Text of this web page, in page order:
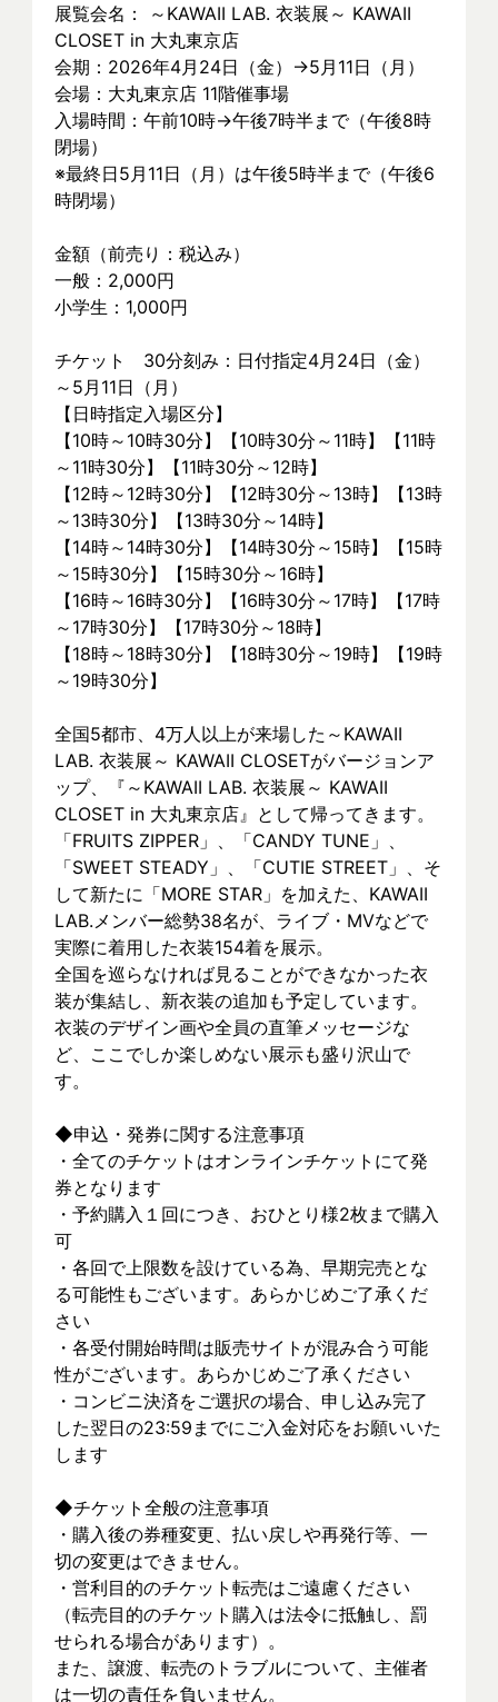
展覧会名： ～KAWAII LAB. 衣装展～ KAWAII
CLOSET in 大丸東京店
会期：2026年4月24日（金）→5月11日（月）
会場：大丸東京店 11階催事場
入場時間：午前10時→午後7時半まで（午後8時
閉場）
※最終日5月11日（月）は午後5時半まで（午後6
時閉場）
金額（前売り：税込み）
一般：2,000円
小学生：1,000円
チケット　30分刻み：日付指定4月24日（金）
～5月11日（月）
【日時指定入場区分】
【10時～10時30分】【10時30分～11時】【11時
～11時30分】【11時30分～12時】
【12時～12時30分】【12時30分～13時】【13時
～13時30分】【13時30分～14時】
【14時～14時30分】【14時30分～15時】【15時
～15時30分】【15時30分～16時】
【16時～16時30分】【16時30分～17時】【17時
～17時30分】【17時30分～18時】
【18時～18時30分】【18時30分～19時】【19時
～19時30分】
全国5都市、4万⼈以上が来場した～KAWAII
LAB. 衣装展～ KAWAII CLOSETがバージョンア
ップ、『～KAWAII LAB. 衣装展～ KAWAII
CLOSET in 大丸東京店』として帰ってきます。
「FRUITS ZIPPER」、「CANDY TUNE」、
「SWEET STEADY」、「CUTIE STREET」、そ
して新たに「MORE STAR」を加えた、KAWAII
LAB.メンバー総勢38名が、ライブ・MVなどで
実際に着⽤した衣装154着を展示。
全国を巡らなければ見ることができなかった衣
装が集結し、新⾐装の追加も予定しています。
衣装のデザイン画や全員の直筆メッセージな
ど、ここでしか楽しめない展示も盛り沢山で
す。
◆申込・発券に関する注意事項
・全てのチケットはオンラインチケットにて発
券となります
・予約購入１回につき、おひとり様2枚まで購入
可
・各回で上限数を設けている為、早期完売とな
る可能性もございます。あらかじめご了承くだ
さい
・各受付開始時間は販売サイトが混み合う可能
性がございます。あらかじめご了承ください
・コンビニ決済をご選択の場合、申し込み完了
した翌日の23:59までにご入金対応をお願いいた
します
◆チケット全般の注意事項
・購入後の券種変更、払い戻しや再発行等、一
切の変更はできません。
・営利目的のチケット転売はご遠慮ください
（転売目的のチケット購入は法令に抵触し、罰
せられる場合があります）。
また、譲渡、転売のトラブルについて、主催者
は一切の責任を負いません。